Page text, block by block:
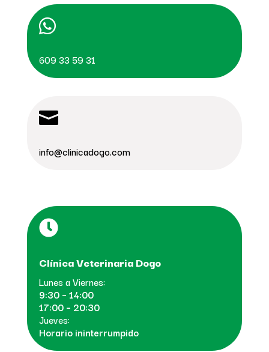

609 33 59 31

info@clinicadogo.com

Clínica Veterinaria Dogo
Lunes a Viernes:
9:30 – 14:00
17:00 – 20:30
Jueves:
Horario ininterrumpido